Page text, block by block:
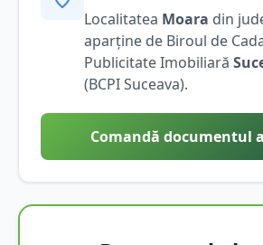
Localitatea Moara din
aparține de Biroul de
Publicitate Imobiliară
(BCPISuceava).
Comandă documentul